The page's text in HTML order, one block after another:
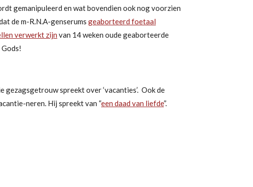
gemanipuleerd en wat bovendien ook nog voorzien
de m-R.N.A-genserums geaborteerd foetaal
verwerkt zijn van 14 weken oude geaborteerde
gezagsgetrouw spreekt over ‘vacanties’. Ook de
neren. Hij spreekt van “een daad van liefde”.